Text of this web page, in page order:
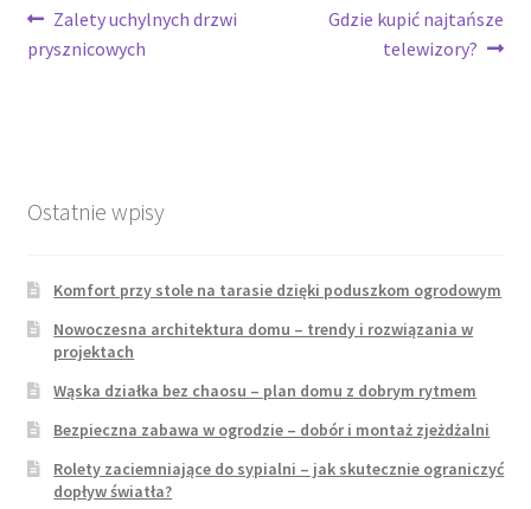
Nawigacja
wpisu
Poprzedni
wpis:
Zalety uchylnych drzwi
prysznicowych
Następny
Gdzie kupić najtańsze
telewizory?
Ostatnie wpisy
Komfort przy stole na tarasie dzięki poduszkom ogrodowym
Nowoczesna architektura domu – trendy i rozwiązania w
projektach
Wąska działka bez chaosu – plan domu z dobrym rytmem
Bezpieczna zabawa w ogrodzie – dobór i montaż zjeżdżalni
Rolety zaciemniające do sypialni – jak skutecznie ograniczyć
dopływ światła?